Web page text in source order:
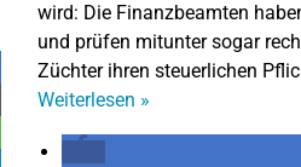
wird: Die Finanzbeamten
und prüfen mitunter sogar
Züchter ihren steuerlichen
Weiterlesen »